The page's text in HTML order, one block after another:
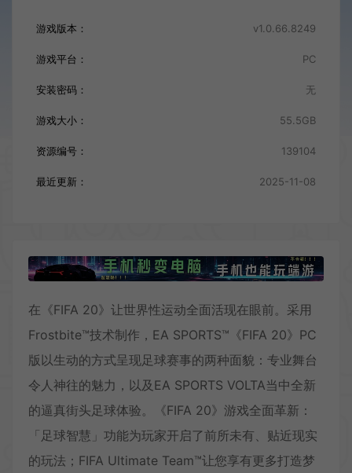
游戏版本： v1.0.66.8249
游戏平台： PC
安装密码： 无
游戏大小： 55.5GB
资源编号： 139104
最近更新： 2025-11-08
在《FIFA 20》让世界性运动全面活现在眼前。采用
Frostbite™技术制作，EA SPORTS™《FIFA 20》PC
版以生动的方式呈现足球赛事的两种面貌：专业舞台
令人神往的魅力，以及EA SPORTS VOLTA当中全新
的逼真街头足球体验。《FIFA 20》游戏全面革新：
「足球智慧」功能为玩家开启了前所未有、贴近现实
的玩法；FIFA Ultimate Team™让您享有更多打造梦